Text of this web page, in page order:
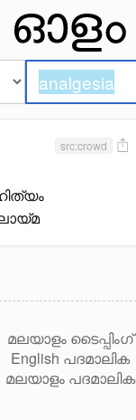
src:crowd
മലയാളം ടൈപ്പിംഗ്
English പദമാലിക
മലയാളം പദമാലിക